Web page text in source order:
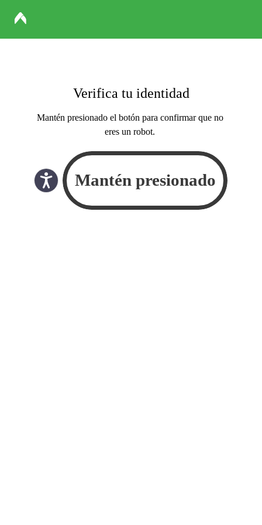
Verifica tu identidad
Mantén presionado el botón para confirmar que no
eres un robot.